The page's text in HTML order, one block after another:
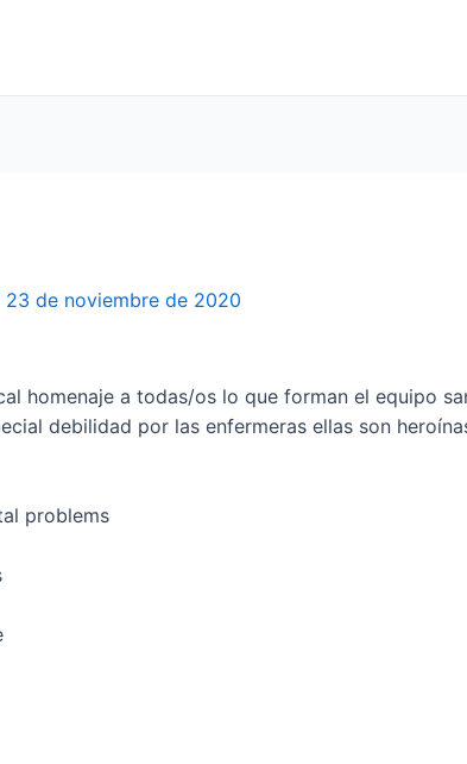
23 de noviembre de 2020
homenaje a todas/os lo que forman el equipo
debilidad por las enfermeras ellas son
problems